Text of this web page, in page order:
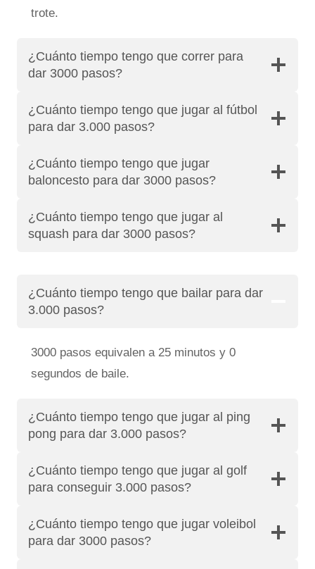
trote.
¿Cuánto tiempo tengo que correr para
dar 3000 pasos?
¿Cuánto tiempo tengo que jugar al fútbol
para dar 3.000 pasos?
¿Cuánto tiempo tengo que jugar
baloncesto para dar 3000 pasos?
¿Cuánto tiempo tengo que jugar al
squash para dar 3000 pasos?
¿Cuánto tiempo tengo que bailar para dar
3.000 pasos?
3000 pasos equivalen a 25 minutos y 0
segundos de baile.
¿Cuánto tiempo tengo que jugar al ping
pong para dar 3.000 pasos?
¿Cuánto tiempo tengo que jugar al golf
para conseguir 3.000 pasos?
¿Cuánto tiempo tengo que jugar voleibol
para dar 3000 pasos?